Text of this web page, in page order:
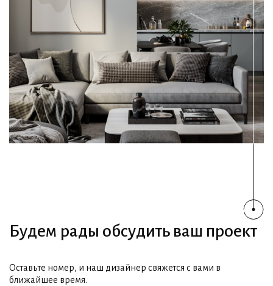
Будем рады обсудить ваш проект
Оставьте номер, и наш дизайнер свяжется с вами в
ближайшее время.